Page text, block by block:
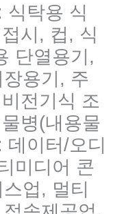
식탁용 식
시, 컵, 식
단열용기,
용기, 주
전기식 조
병(내용물
데이터/오디
미디어 콘
업, 멀티